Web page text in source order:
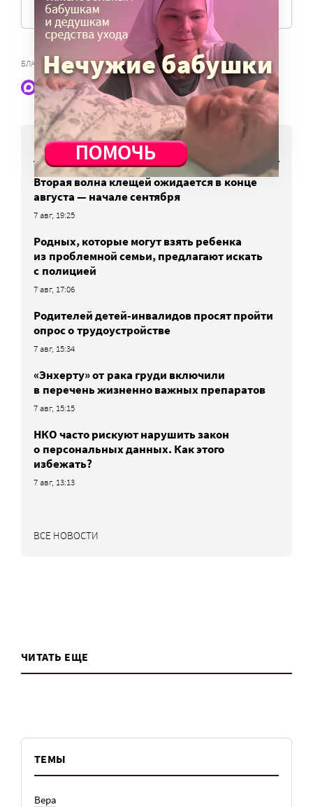
БЛАГОТВОРИТЕЛЬНЫЕ ФОНДЫ
Наши статьи и новости в Max. Подпишитесь
НОВОСТИ
Вторая волна клещей ожидается в конце
августа — начале сентября
7 авг, 19:25
Родных, которые могут взять ребенка
из проблемной семьи, предлагают искать
с полицией
7 авг, 17:06
Родителей детей-инвалидов просят пройти
опрос о трудоустройстве
7 авг, 15:34
«Энхерту» от рака груди включили
в перечень жизненно важных препаратов
7 авг, 15:15
НКО часто рискуют нарушить закон
о персональных данных. Как этого
избежать?
7 авг, 13:13
ВСЕ НОВОСТИ
ЧИТАТЬ ЕЩЕ
ТЕМЫ
Вера